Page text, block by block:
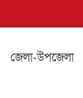
জেলা-উপজেলা